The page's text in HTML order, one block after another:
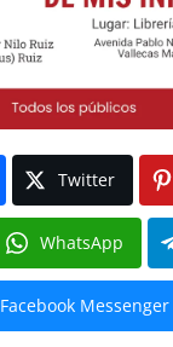
Twitter
WhatsApp
Facebook Messenger